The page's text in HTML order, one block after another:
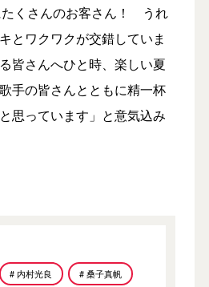
くさんのお客さん！ うれ
とワクワクが交錯していま
皆さんへひと時、楽しい夏
手の皆さんとともに精一杯
思っています」と意気込み
# 内村光良 # 桑子真帆